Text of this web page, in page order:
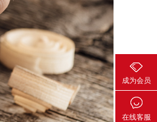
成为会员
在线客服